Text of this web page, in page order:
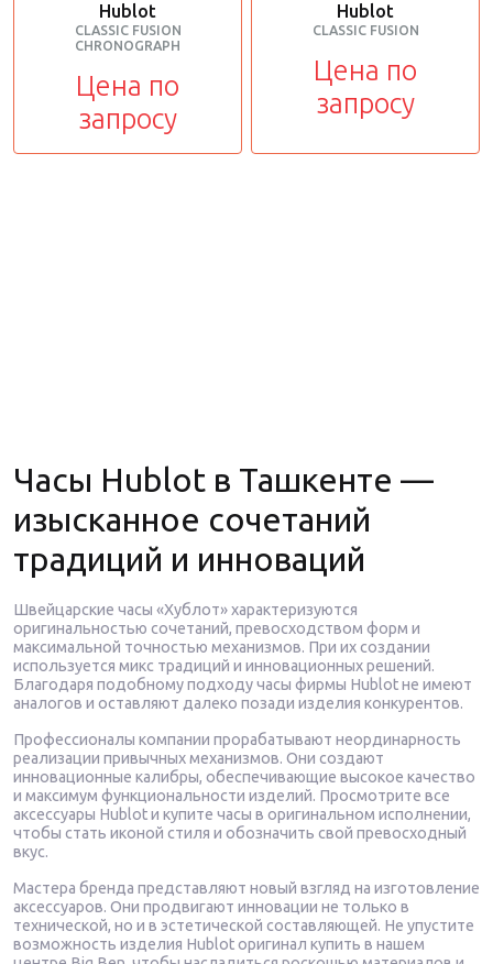
Hublot
CLASSIC FUSION
CHRONOGRAPH
Цена по
запросу
Hublot
CLASSIC FUSION
Цена по
запросу
Часы Hublot в Ташкенте —
изысканное сочетаний
традиций и инноваций
Швейцарские часы «Хублот» характеризуются
оригинальностью сочетаний, превосходством форм и
максимальной точностью механизмов. При их создании
используется микс традиций и инновационных решений.
Благодаря подобному подходу часы фирмы Hublot не имеют
аналогов и оставляют далеко позади изделия конкурентов.
Профессионалы компании прорабатывают неординарность
реализации привычных механизмов. Они создают
инновационные калибры, обеспечивающие высокое качество
и максимум функциональности изделий. Просмотрите все
аксессуары Hublot и купите часы в оригинальном исполнении,
чтобы стать иконой стиля и обозначить свой превосходный
вкус.
Мастера бренда представляют новый взгляд на изготовление
аксессуаров. Они продвигают инновации не только в
технической, но и в эстетической составляющей. Не упустите
возможность изделия Hublot оригинал купить в нашем